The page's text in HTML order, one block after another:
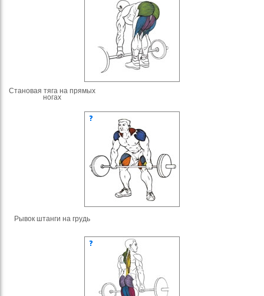
Становая тяга на прямых
ногах
Рывок штанги на грудь